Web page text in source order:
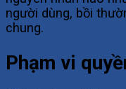
người dùng, bồi
chung.
Phạm vi